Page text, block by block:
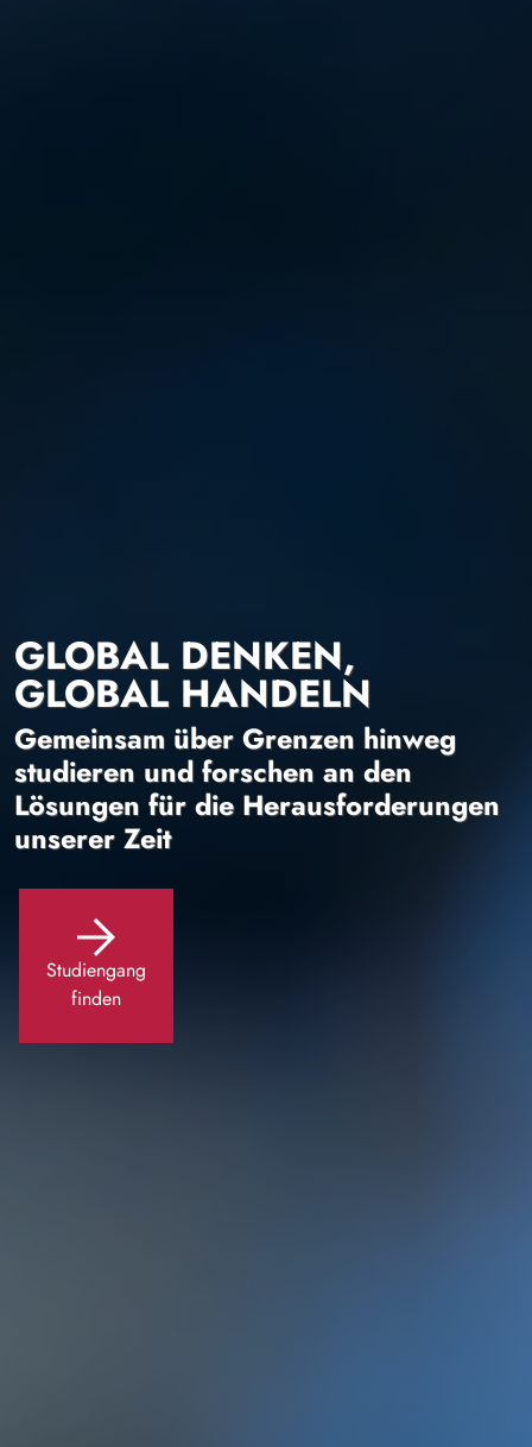
GLOBAL DENKEN,
GLOBAL HANDELN
Gemeinsam über Grenzen hinweg
studieren und forschen an den
Lösungen für die Herausforderungen
unserer Zeit
Studiengang
finden